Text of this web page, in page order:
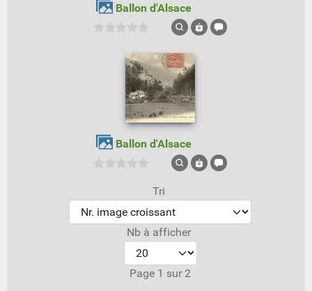
Ballon d'Alsace
Ballon d'Alsace
Tri
Nb à afficher
Page 1 sur 2